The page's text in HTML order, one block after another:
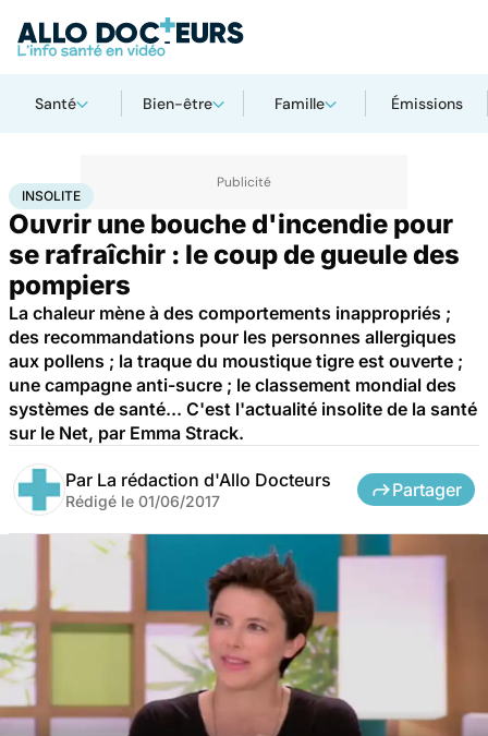
Santé Bien-être Famille Émissions
AccueilSanté
INSOLITE
Ouvrir une bouche d'incendie pour
se rafraîchir : le coup de gueule des
pompiers
La chaleur mène à des comportements inappropriés ;
des recommandations pour les personnes allergiques
aux pollens ; la traque du moustique tigre est ouverte ;
une campagne anti-sucre ; le classement mondial des
systèmes de santé... C'est l'actualité insolite de la santé
sur le Net, par Emma Strack.
Par La rédaction d'Allo Docteurs
Rédigé le 01/06/2017
Partager